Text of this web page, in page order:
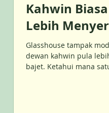
Kahwin
Lebih
Majlis
Glasshouse tampak
dewan kahwin pula
bajet. Ketahui mana